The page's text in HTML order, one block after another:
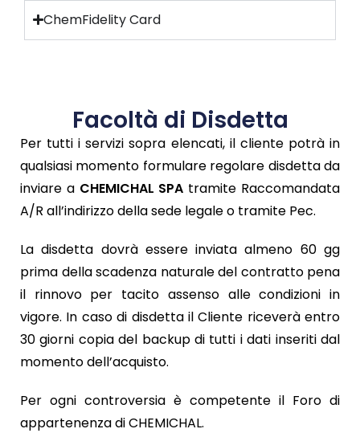
ChemFidelity Card
Facoltà di Disdetta
Per tutti i servizi sopra elencati, il cliente potrà in
qualsiasi momento formulare regolare disdetta da
inviare a CHEMICHAL SPA tramite Raccomandata
A/R all’indirizzo della sede legale o tramite Pec.
La disdetta dovrà essere inviata almeno 60 gg
prima della scadenza naturale del contratto pena
il rinnovo per tacito assenso alle condizioni in
vigore. In caso di disdetta il Cliente riceverà entro
30 giorni copia del backup di tutti i dati inseriti dal
momento dell’acquisto.
Per ogni controversia è competente il Foro di
appartenenza di CHEMICHAL.